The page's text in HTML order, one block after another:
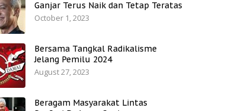
Ganjar Terus Naik dan Tetap Teratas
October 1, 2023
Bersama Tangkal Radikalisme
Jelang Pemilu 2024
August 27, 2023
Beragam Masyarakat Lintas